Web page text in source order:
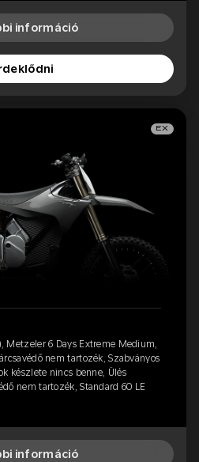
információ
EX
Metzeler 6 Days Extreme Medium,
nem tartozék, Szabványos
készlete nincs benne, Ülés
nem tartozék, Standard 60 LE
információ